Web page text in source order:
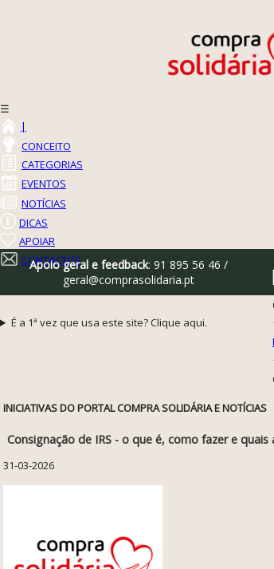
☰
|
CONCEITO
CATEGORIAS
EVENTOS
NOTÍCIAS
DICAS
APOIAR
CONTACTOS
Apoio geral e feedback: 91 895 56 46 /
geral@comprasolidaria.pt
É a 1ª vez que usa este site? Clique aqui.
INICIATIVAS DO PORTAL COMPRA SOLIDÁRIA E NOTÍCIAS
Consignação de IRS - o que é, como fazer e
31-03-2026